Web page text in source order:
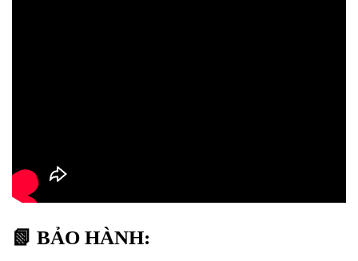
📗 BẢO HÀNH: